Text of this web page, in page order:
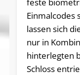
Einmalcodes
lassen sich
nur in
hinterlegten
Schloss